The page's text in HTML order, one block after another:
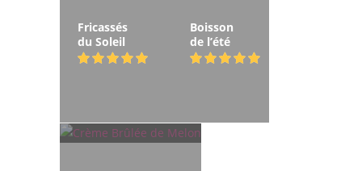
Fricassés
du Soleil
Boisson
de l’été